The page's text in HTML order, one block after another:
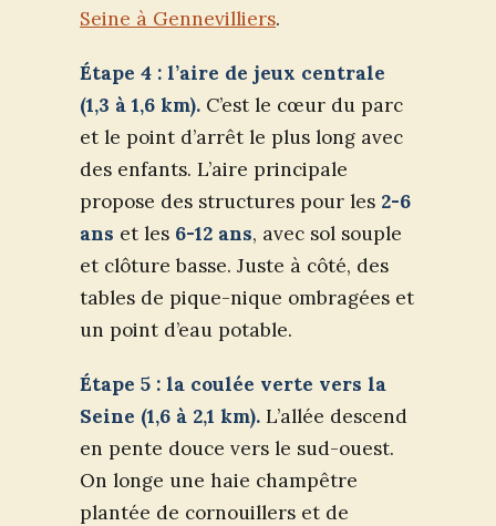
Seine à Gennevilliers.
Étape 4 : l’aire de jeux centrale
(1,3 à 1,6 km). C’est le cœur du parc
et le point d’arrêt le plus long avec
des enfants. L’aire principale
propose des structures pour les 2-6
ans et les 6-12 ans, avec sol souple
et clôture basse. Juste à côté, des
tables de pique-nique ombragées et
un point d’eau potable.
Étape 5 : la coulée verte vers la
Seine (1,6 à 2,1 km). L’allée descend
en pente douce vers le sud-ouest.
On longe une haie champêtre
plantée de cornouillers et de